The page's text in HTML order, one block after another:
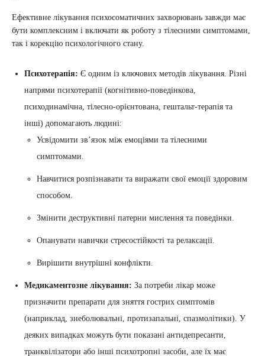
Ефективне лікування психосоматичних захворювань завжди має
бути комплексним і включати як роботу з тілесними симптомами,
так і корекцію психологічного стану.
Психотерапія: Є одним із ключових методів лікування. Різні
напрями психотерапії (когнітивно-поведінкова,
психодинамічна, тілесно-орієнтована, гештальт-терапія та
інші) допомагають людині:
Усвідомити зв’язок між емоціями та тілесними
симптомами.
Навчитися розпізнавати та виражати свої емоції здоровим
способом.
Змінити деструктивні патерни мислення та поведінки.
Опанувати навички стресостійкості та релаксації.
Вирішити внутрішні конфлікти.
Медикаментозне лікування: За потреби лікар може
призначити препарати для зняття гострих симптомів
(наприклад, знеболювальні, протизапальні, спазмолітики). У
деяких випадках можуть бути показані антидепресанти,
транквілізатори або інші психотропні засоби, але їх має